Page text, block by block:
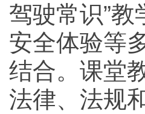
驾驶常识”
安全体验等
结合。课堂
法律、法规